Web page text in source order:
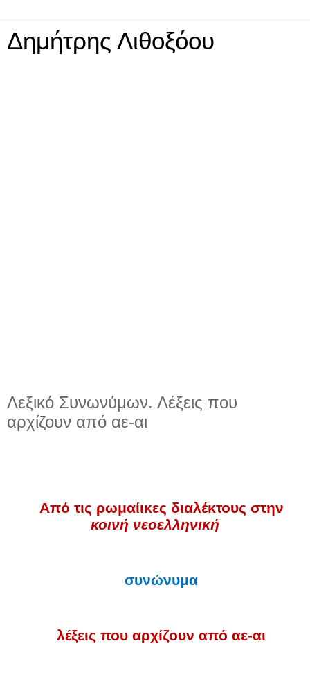
Δημήτρης Λιθοξόου
Λεξικό Συνωνύμων. Λέξεις που
αρχίζουν από αε-αι
Από τις ρωμαίικες διαλέκτους στην
κοινή νεοελληνική
συνώνυμα
λέξεις που αρχίζουν από αε-αι